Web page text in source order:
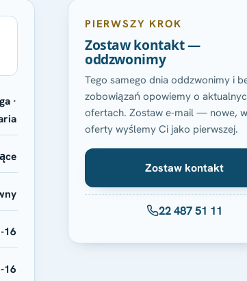
·
16
16
PIERWSZY KROK
Zostaw kontakt —
oddzwonimy
Tego samego dnia oddzwonimy i
zobowiązań opowiemy o
ofertach. Zostaw e-mail — nowe,
oferty wyślemy Ci jako pierwszej.
Zostaw kontakt
22 487 51 11